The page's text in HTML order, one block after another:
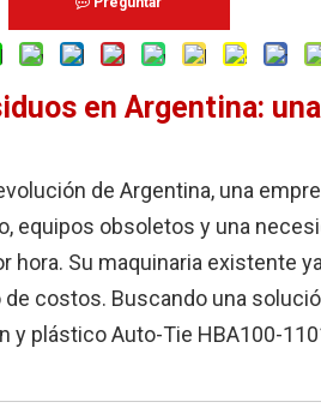
en Argentina:
de Argentina, una
equipos obsoletos y una
Su maquinaria existente
costos. Buscando una
y plástico Auto-Tie HBA100-